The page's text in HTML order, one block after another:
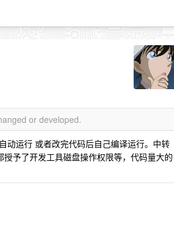
or developed.
动运行 或者改完代码后自己编译运行。中转
予了开发工具磁盘操作权限等，代码量大的